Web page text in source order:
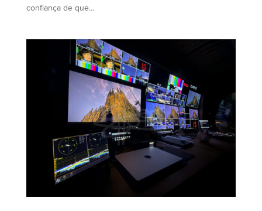
confiança de que...